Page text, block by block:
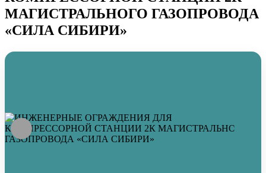
МАГИСТРАЛЬНОГО ГАЗОПРОВОДА
«СИЛА СИБИРИ»